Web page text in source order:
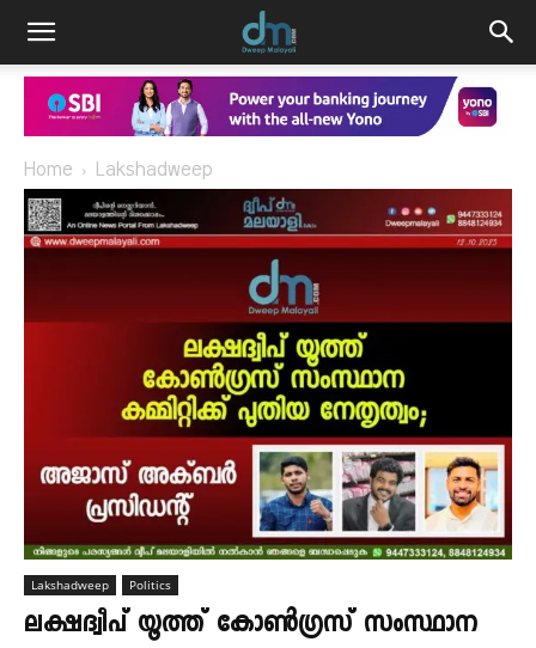
Home Lakshadweep
Lakshadweep Politics
ലക്ഷദ്വീപ് യൂത്ത് കോൺഗ്രസ് സംസ്ഥാന